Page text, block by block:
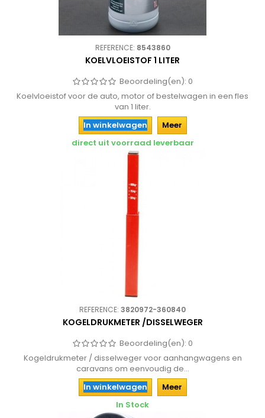
REFERENCE: 8543860
KOELVLOEISTOF 1 LITER
Beoordeling(en): 0
Koelvloeistof voor de auto, motor of bestelwagen in een fles
van 1 liter.
In winkelwagen
Meer
direct uit voorraad leverbaar
REFERENCE: 3820972-360840
KOGELDRUKMETER /DISSELWEGER
Beoordeling(en): 0
Kogeldrukmeter / disselweger voor aanhangwagens en
caravans om eenvoudig de...
In winkelwagen
Meer
In Stock